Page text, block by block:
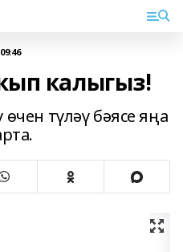
калыгыз!
түләү бәясе яңа